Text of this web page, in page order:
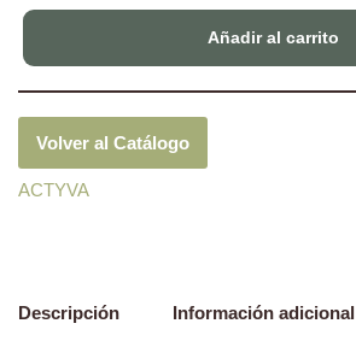
Añadir al carrito
Volver al Catálogo
ACTYVA
Descripción Información adicional